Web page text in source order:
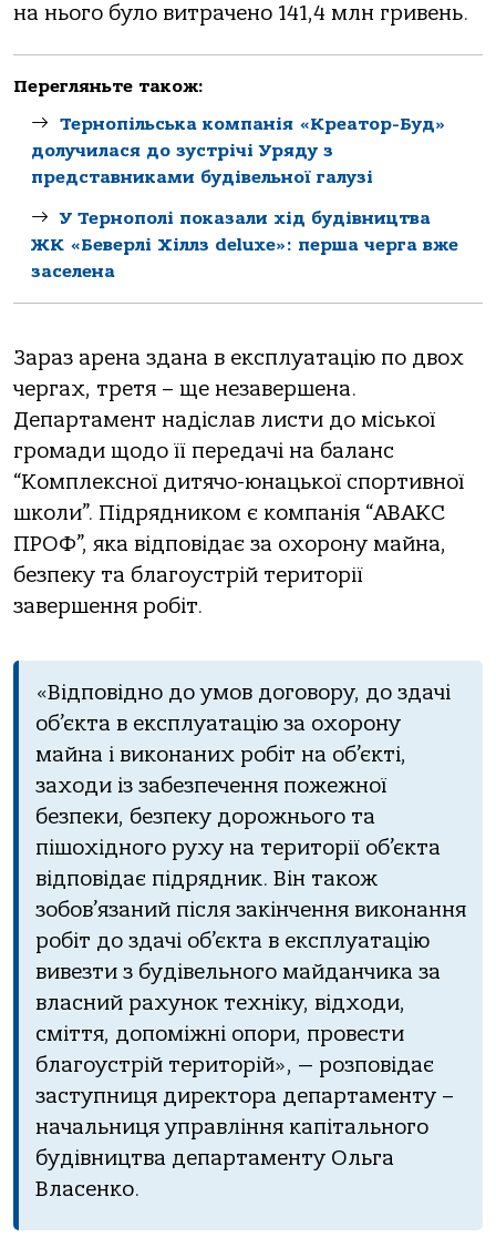
на нього було витрачено 141,4 млн гривень.
Перегляньте також:
Тернопільськa компaнія «Креaтор-Буд»
долучилaся до зустрічі Уряду з
предстaвникaми будівельної гaлузі
У Тернополі показали хід будівництва
ЖК «Беверлі Хіллз deluxe»: перша черга вже
заселена
Зараз арена здана в експлуатацію по двох
чергах, третя – ще незавершена.
Департамент надіслав листи до міської
громади щодо її передачі на баланс
“Комплексної дитячо-юнацької спортивної
школи”. Підрядником є компанія “АВАКС
ПРОФ”, яка відповідає за охорону майна,
безпеку та благоустрій території
завершення робіт.
«Відповідно до умов договору, до здачі
об’єкта в експлуатацію за охорону
майна і виконаних робіт на об’єкті,
заходи із забезпечення пожежної
безпеки, безпеку дорожнього та
пішохідного руху на території об’єкта
відповідає підрядник. Він також
зобов’язаний після закінчення виконання
робіт до здачі об’єкта в експлуатацію
вивезти з будівельного майданчика за
власний рахунок техніку, відходи,
сміття, допоміжні опори, провести
благоустрій територій», — розповідає
заступниця директора департаменту –
начальниця управління капітального
будівництва департаменту Ольга
Власенко.